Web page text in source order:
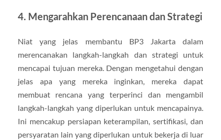
4. Mengarahkan Perencanaan dan Strategi
Niat yang jelas membantu BP3 Jakarta dalam
merencanakan langkah-langkah dan strategi untuk
mencapai tujuan mereka. Dengan mengetahui dengan
jelas apa yang mereka inginkan, mereka dapat
membuat rencana yang terperinci dan mengambil
langkah-langkah yang diperlukan untuk mencapainya.
Ini mencakup persiapan keterampilan, sertifikasi, dan
persyaratan lain yang diperlukan untuk bekerja di luar